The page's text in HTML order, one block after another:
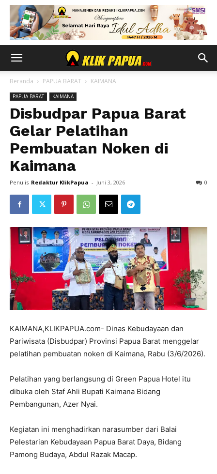
Beranda PAPUA BARAT KAIMANA
PAPUA BARAT KAIMANA
Disbudpar Papua Barat
Gelar Pelatihan
Pembuatan Noken di
Kaimana
Penulis Redaktur KlikPapua - Juni 3, 2026 0
KAIMANA,KLIKPAPUA.com- Dinas Kebudayaan dan
Pariwisata (Disbudpar) Provinsi Papua Barat menggelar
pelatihan pembuatan noken di Kaimana, Rabu (3/6/2026).
Pelatihan yang berlangsung di Green Papua Hotel itu
dibuka oleh Staf Ahli Bupati Kaimana Bidang
Pembangunan, Azer Nyai.
Kegiatan ini menghadirkan narasumber dari Balai
Pelestarian Kebudayaan Papua Barat Daya, Bidang
Pamong Budaya, Abdul Razak Macap.